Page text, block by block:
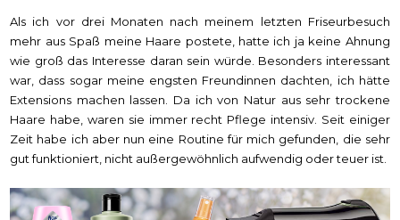
Als ich vor drei Monaten nach meinem letzten Friseurbesuch
mehr aus Spaß meine Haare postete, hatte ich ja keine Ahnung
wie groß das Interesse daran sein würde. Besonders interessant
war, dass sogar meine engsten Freundinnen dachten, ich hätte
Extensions machen lassen. Da ich von Natur aus sehr trockene
Haare habe, waren sie immer recht Pflege intensiv. Seit einiger
Zeit habe ich aber nun eine Routine für mich gefunden, die sehr
gut funktioniert, nicht außergewöhnlich aufwendig oder teuer ist.